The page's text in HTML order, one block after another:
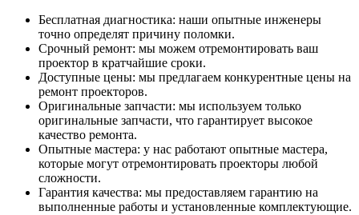
Бесплатная диагностика: наши опытные инженеры
точно определят причину поломки.
Срочный ремонт: мы можем отремонтировать ваш
проектор в кратчайшие сроки.
Доступные цены: мы предлагаем конкурентные цены на
ремонт проекторов.
Оригинальные запчасти: мы используем только
оригинальные запчасти, что гарантирует высокое
качество ремонта.
Опытные мастера: у нас работают опытные мастера,
которые могут отремонтировать проекторы любой
сложности.
Гарантия качества: мы предоставляем гарантию на
выполненные работы и установленные комплектующие.